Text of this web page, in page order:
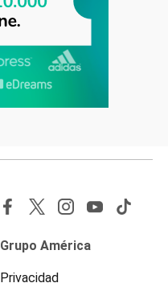
Grupo América
Privacidad